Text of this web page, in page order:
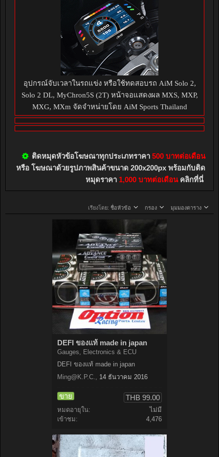
อุปกรณ์จับเวลาในรถแข่ง หรือใช้ทดสอบรถ AiM Solo 2,
Solo 2 DL, MyChron5S (2T) หน้าจอแสดงผล MXS, MXP,
MXG, MXm จัดจำหน่ายโดย AiM Sports Thailand
ติดหมุดหัวข้อโฆษณาทุกประเภทราคา 500 บาทต่อเดือน
หรือ โฆษณาด้วยรูปภาพสินค้าขนาด 200x200px พร้อมกับติด
หมุดราคา 1,000 บาทต่อเดือนคลิกที่นี่
เรียงโดย: ชื่อหัวข้อ กรอง มุมมองตาราง
DEFI ของแท้ made in japan
Gauges, Electronics & ECU
DEFI ของแท้ made in japan
Ming@K.P.C
14 ธันวาคม 2016
ขาย THB 99.00
หมดอายุใน:
ไม่มี
เข้าชม:
4,476